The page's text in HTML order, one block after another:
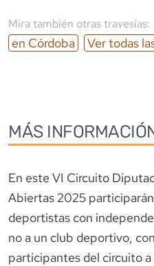
Mira también otras travesías:
en Córdoba Ver todas
MÁS
En este VI Circuito
Abiertas 2025
deportistas con
no a un club deportivo,
participantes del circuito